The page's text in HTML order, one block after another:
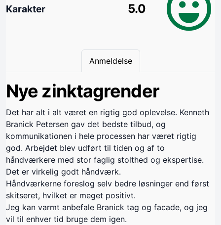
Karakter 5.0
Anmeldelse
Nye zinktagrender
Det har alt i alt været en rigtig god oplevelse. Kenneth
Branick Petersen gav det bedste tilbud, og
kommunikationen i hele processen har været rigtig
god. Arbejdet blev udført til tiden og af to
håndværkere med stor faglig stolthed og ekspertise.
Det er virkelig godt håndværk.
Håndværkerne foreslog selv bedre løsninger end først
skitseret, hvilket er meget positivt.
Jeg kan varmt anbefale Branick tag og facade, og jeg
vil til enhver tid bruge dem igen.